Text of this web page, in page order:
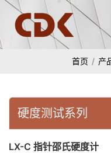
首页 产
硬度测试系列
LX-C 指针邵氏硬度计